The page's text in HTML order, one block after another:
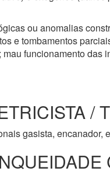
ou anomalias
e tombamentos
funcionamento
/
gasista,